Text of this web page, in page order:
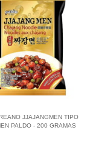
JJAJANGMEN TIPO
PALDO - 200 GRAMAS